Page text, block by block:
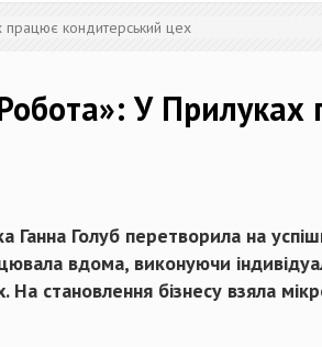
працює кондитерський цех
У Прилуках
Голуб перетворила на
вдома, виконуючи
становлення бізнесу взяла